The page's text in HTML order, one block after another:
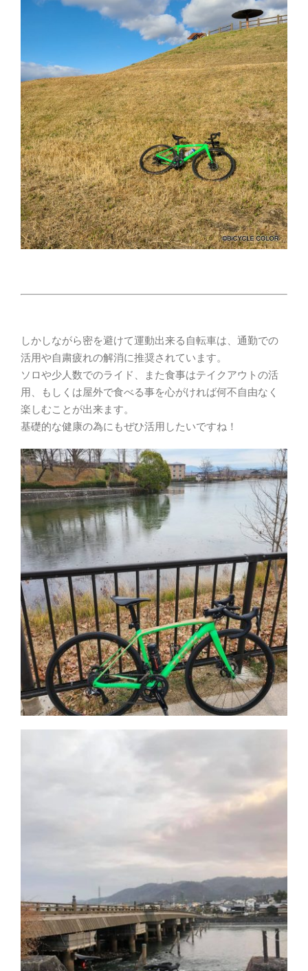
しかしながら密を避けて運動出来る自転車は、通勤での
活用や自粛疲れの解消に推奨されています。
ソロや少人数でのライド、また食事はテイクアウトの活
用、もしくは屋外で食べる事を心がければ何不自由なく
楽しむことが出来ます。
基礎的な健康の為にもぜひ活用したいですね！